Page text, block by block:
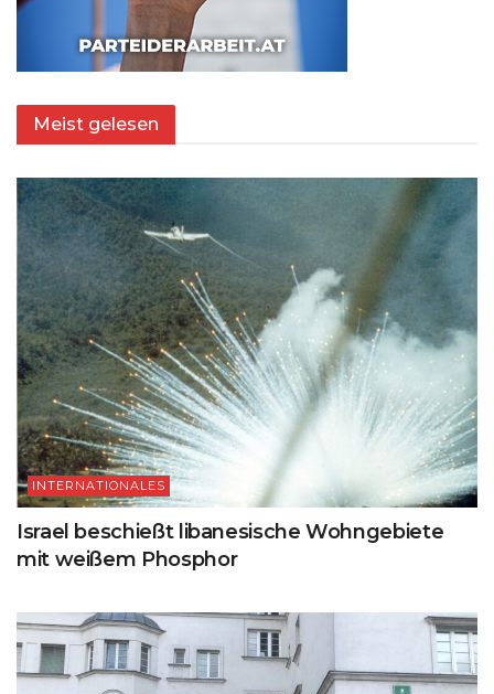
Meist gelesen
INTERNATIONALES
Israel beschießt libanesische Wohngebiete
mit weißem Phosphor